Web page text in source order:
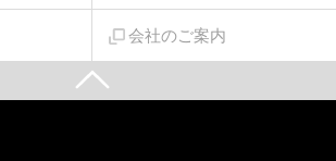
会社のご案内